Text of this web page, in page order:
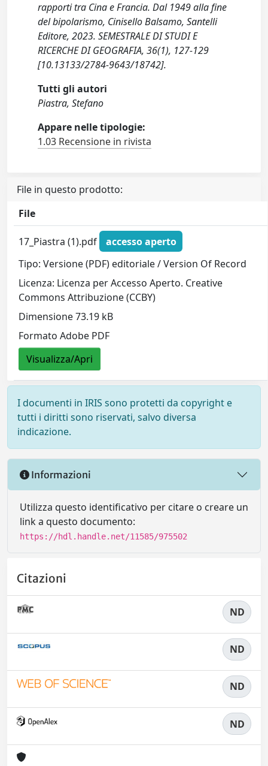
rapporti tra Cina e Francia. Dal 1949 alla fine
del bipolarismo, Cinisello Balsamo, Santelli
Editore, 2023. SEMESTRALE DI STUDI E
RICERCHE DI GEOGRAFIA, 36(1), 127-129
[10.13133/2784-9643/18742].
Tutti gli autori
Piastra, Stefano
Appare nelle tipologie:
1.03 Recensione in rivista
File in questo prodotto:
File
17_Piastra (1).pdf
accesso aperto
Tipo: Versione (PDF) editoriale / Version Of Record
Licenza: Licenza per Accesso Aperto. Creative
Commons Attribuzione (CCBY)
Dimensione 73.19 kB
Formato Adobe PDF
Visualizza/Apri
I documenti in IRIS sono protetti da copyright e
tutti i diritti sono riservati, salvo diversa
indicazione.
Informazioni
Utilizza questo identificativo per citare o creare un
link a questo documento:
https://hdl.handle.net/11585/975502
Citazioni
ND
ND
ND
ND